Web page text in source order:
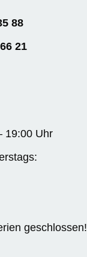
88
21
19:00 Uhr
geschlossen!